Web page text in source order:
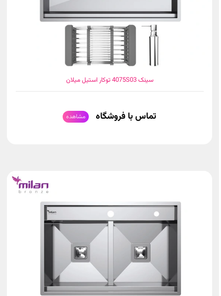
سینک 4075S03 توکار استیل میلان
تماس با فروشگاه مشاهده